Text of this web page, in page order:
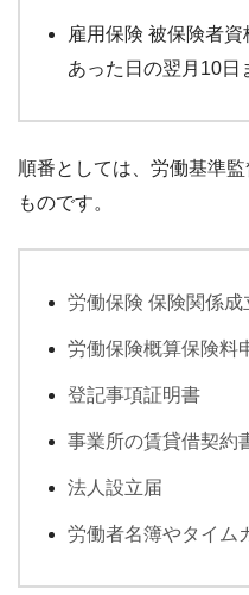
雇用保険 被保険者
あった日の翌月10日
順番としては、労働基準
ものです。
労働保険 保険関係成
労働保険概算保険料
登記事項証明書
事業所の賃貸借契約
法人設立届
労働者名簿やタイム